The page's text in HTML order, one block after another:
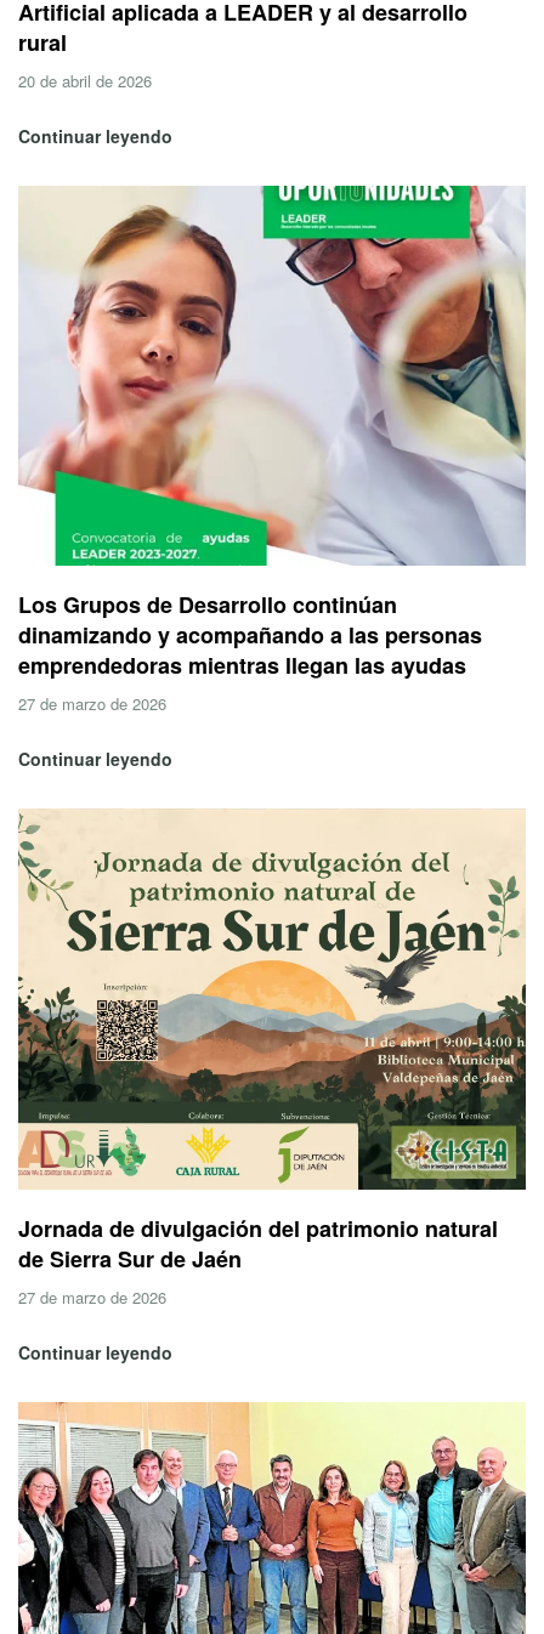
Artificial aplicada a LEADER y al desarrollo
rural
20 de abril de 2026
Continuar leyendo
Los Grupos de Desarrollo continúan
dinamizando y acompañando a las personas
emprendedoras mientras llegan las ayudas
27 de marzo de 2026
Continuar leyendo
Jornada de divulgación del patrimonio natural
de Sierra Sur de Jaén
27 de marzo de 2026
Continuar leyendo